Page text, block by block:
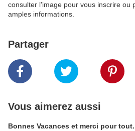
consulter l'image pour vous inscrire ou
amples informations.
Partager
Vous aimerez aussi
Bonnes Vacances et merci pour tout.